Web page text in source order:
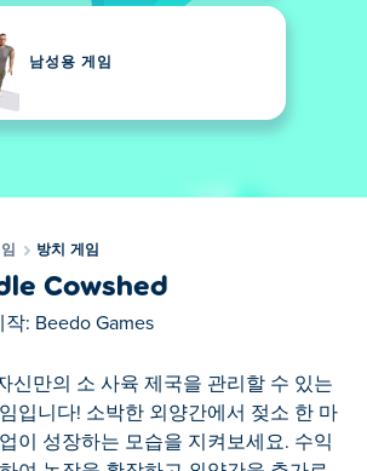
남성용 게임
방치 게임
Cowshed
작: Beedo Games
신만의 소 사육 제국을 관리할 수 있는
입니다! 소박한 외양간에서 젖소 한 마
이 성장하는 모습을 지켜보세요. 수익